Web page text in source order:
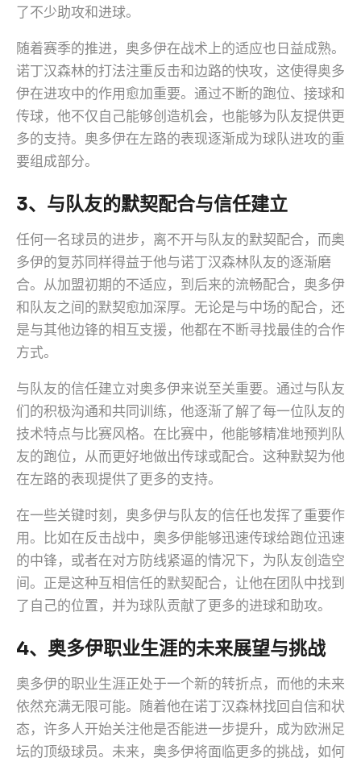
了不少助攻和进球。
随着赛季的推进，奥多伊在战术上的适应也日益成熟。
诺丁汉森林的打法注重反击和边路的快攻，这使得奥多
伊在进攻中的作用愈加重要。通过不断的跑位、接球和
传球，他不仅自己能够创造机会，也能够为队友提供更
多的支持。奥多伊在左路的表现逐渐成为球队进攻的重
要组成部分。
3、与队友的默契配合与信任建立
任何一名球员的进步，离不开与队友的默契配合，而奥
多伊的复苏同样得益于他与诺丁汉森林队友的逐渐磨
合。从加盟初期的不适应，到后来的流畅配合，奥多伊
和队友之间的默契愈加深厚。无论是与中场的配合，还
是与其他边锋的相互支援，他都在不断寻找最佳的合作
方式。
与队友的信任建立对奥多伊来说至关重要。通过与队友
们的积极沟通和共同训练，他逐渐了解了每一位队友的
技术特点与比赛风格。在比赛中，他能够精准地预判队
友的跑位，从而更好地做出传球或配合。这种默契为他
在左路的表现提供了更多的支持。
在一些关键时刻，奥多伊与队友的信任也发挥了重要作
用。比如在反击战中，奥多伊能够迅速传球给跑位迅速
的中锋，或者在对方防线紧逼的情况下，为队友创造空
间。正是这种互相信任的默契配合，让他在团队中找到
了自己的位置，并为球队贡献了更多的进球和助攻。
4、奥多伊职业生涯的未来展望与挑战
奥多伊的职业生涯正处于一个新的转折点，而他的未来
依然充满无限可能。随着他在诺丁汉森林找回自信和状
态，许多人开始关注他是否能进一步提升，成为欧洲足
坛的顶级球员。未来，奥多伊将面临更多的挑战，如何